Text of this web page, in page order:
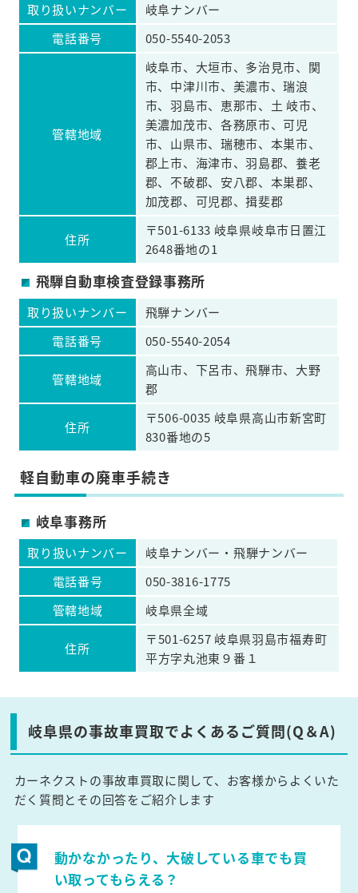
取り扱いナンバー
岐阜ナンバー
電話番号
050-5540-2053
管轄地域
岐阜市、大垣市、多治見市、関
市、中津川市、美濃市、瑞浪
市、羽島市、恵那市、土 岐市、
美濃加茂市、各務原市、可児
市、山県市、瑞穂市、本巣市、
郡上市、海津市、羽島郡、養老
郡、不破郡、安八郡、本巣郡、
加茂郡、可児郡、揖斐郡
住所
〒501-6133 岐阜県岐阜市日置江
2648番地の1
飛騨自動車検査登録事務所
取り扱いナンバー
飛騨ナンバー
電話番号
050-5540-2054
管轄地域
高山市、下呂市、飛騨市、大野
郡
住所
〒506-0035 岐阜県高山市新宮町
830番地の5
軽自動車の廃車手続き
岐阜事務所
取り扱いナンバー
岐阜ナンバー・飛騨ナンバー
電話番号
050-3816-1775
管轄地域
岐阜県全域
住所
〒501-6257 岐阜県羽島市福寿町
平方字丸池東９番１
岐阜県の事故車買取でよくあるご質問(Q＆A)
カーネクストの事故車買取に関して、お客様からよくいた
だく質問とその回答をご紹介します
動かなかったり、大破している車でも買
い取ってもらえる？